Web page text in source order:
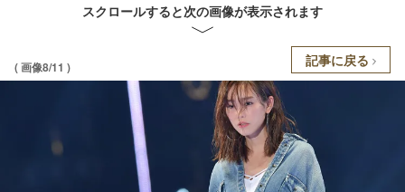
スクロールすると次の画像が表示されます
( 画像8/11 ) 記事に戻る